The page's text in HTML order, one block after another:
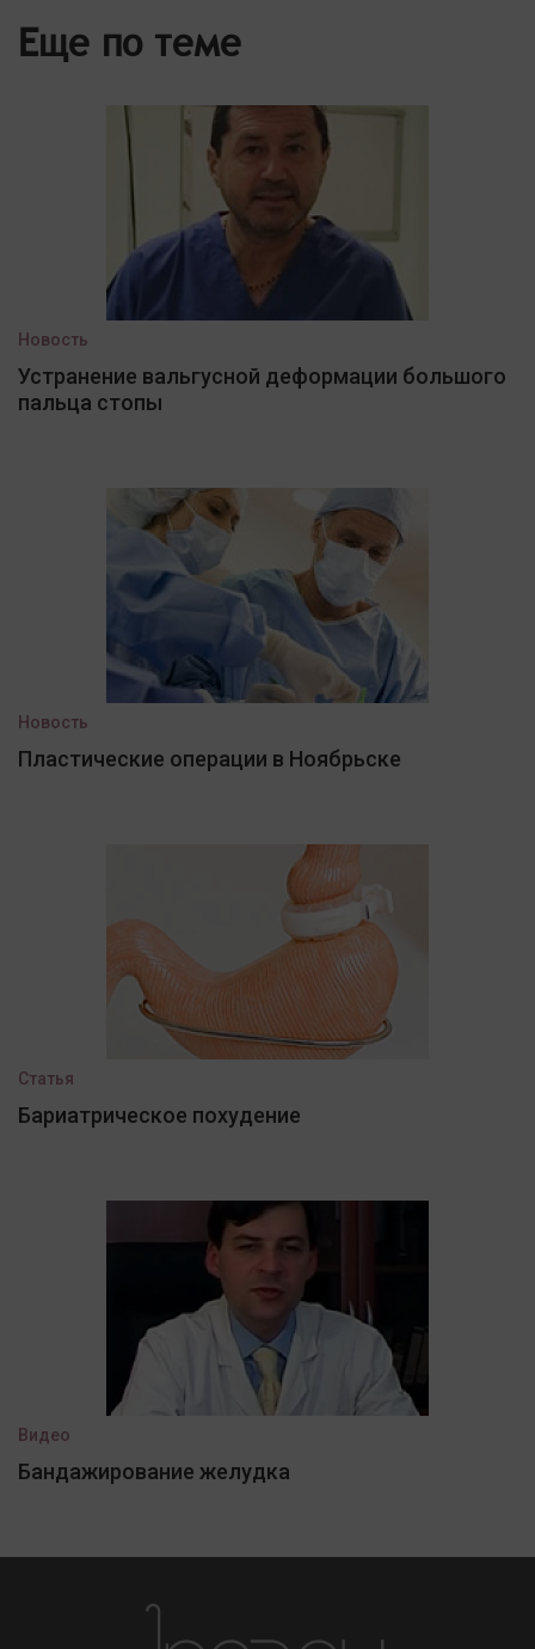
Еще по теме
Новость
Устранение вальгусной деформации большого
пальца стопы
Новость
Пластические операции в Ноябрьске
Статья
Бариатрическое похудение
Видео
Бандажирование желудка